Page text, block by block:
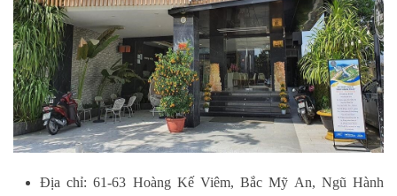
Địa chỉ: 61-63 Hoàng Kế Viêm, Bắc Mỹ An, Ngũ Hành